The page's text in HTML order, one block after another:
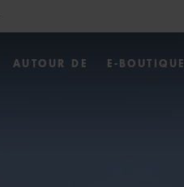
AUTOUR DE E-BOUTIQUE